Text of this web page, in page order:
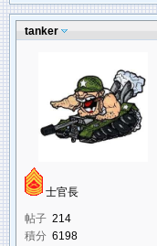
tanker
士官長
帖子 214
積分 6198